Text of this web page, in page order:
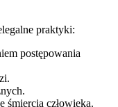
praktyki:
postępowania
śmiercią człowieka.